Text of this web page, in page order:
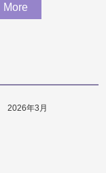
More
2026年3月